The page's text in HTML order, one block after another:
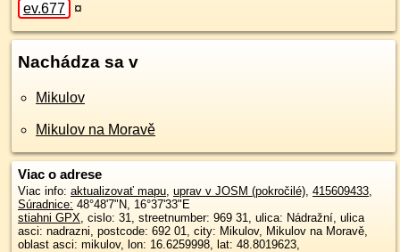
ev.677 ¤
Nachádza sa v
Mikulov
Mikulov na Moravě
Viac o adrese
Viac info: aktualizovať mapu, uprav v JOSM (pokročilé), 415609433,
Súradnice: 48°48'7"N, 16°37'33"E
stiahni GPX, cislo: 31, streetnumber: 969 31, ulica: Nádražní, ulica
asci: nadrazni, postcode: 692 01, city: Mikulov, Mikulov na Moravě,
oblast asci: mikulov, lon: 16.6259998, lat: 48.8019623,